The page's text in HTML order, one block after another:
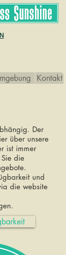
Kontakt
Der
über unsere
ist immer
die
und
die website